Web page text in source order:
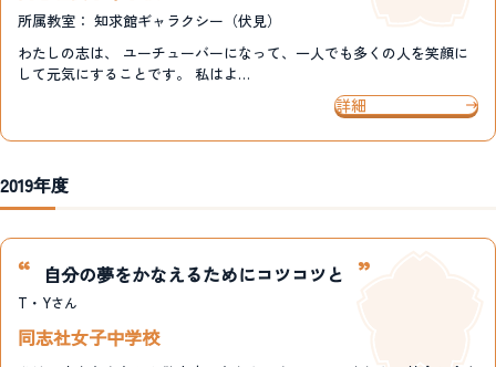
所属教室： 知求館ギャラクシー（伏見）
わたしの志は、 ユーチューバーになって、一人でも多くの人を笑顔に
して元気にすることです。 私はよ…
詳細
2019年度
自分の夢をかなえるためにコツコツと
T・Yさん
同志社女子中学校